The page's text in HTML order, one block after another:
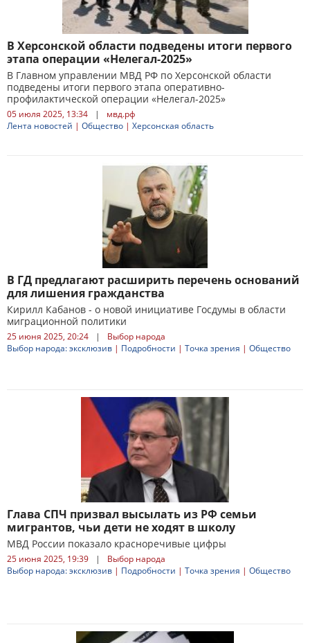
В Херсонской области подведены итоги первого
этапа операции «Нелегал-2025»
В Главном управлении МВД РФ по Херсонской области
подведены итоги первого этапа оперативно-
профилактической операции «Нелегал-2025»
05 июля 2025, 13:34 |
мвд.рф
Лента новостей | Общество | Херсонская область
В ГД предлагают расширить перечень оснований
для лишения гражданства
Кирилл Кабанов - о новой инициативе Госдумы в области
миграционной политики
25 июня 2025, 20:24 |
Выбор народа
Выбор народа: эксклюзив | Подробности | Точка зрения | Общество
Глава СПЧ призвал высылать из РФ семьи
мигрантов, чьи дети не ходят в школу
МВД России показало красноречивые цифры
25 июня 2025, 19:39 |
Выбор народа
Выбор народа: эксклюзив | Подробности | Точка зрения | Общество